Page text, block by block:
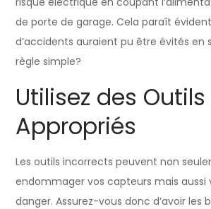
de porte de garage. Cela paraît
d’accidents auraient pu être évités en
règle simple?
Utilisez des Outils
Appropriés
Les outils incorrects peuvent non
endommager vos capteurs mais aussi
danger. Assurez-vous donc d’avoir les